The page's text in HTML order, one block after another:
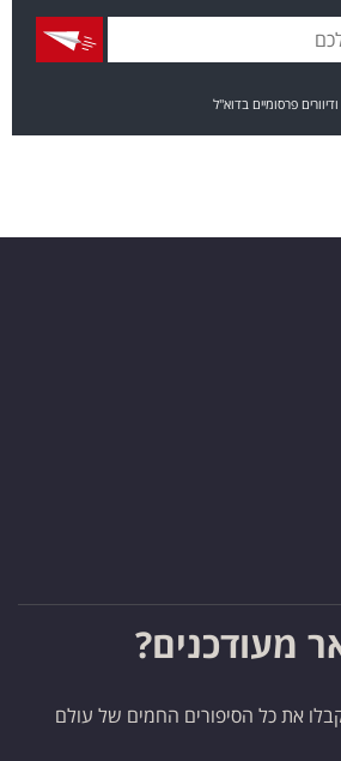
פרסומיים בדוא"ל
מעודכנים?
את כל הסיפורים החמים של עולם